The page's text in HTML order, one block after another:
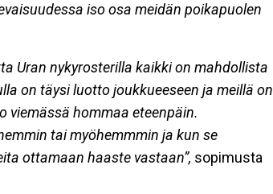
iso osa meidän poikapuolen
Uran nykyrosterilla kaikki on mahdollista
on täysi luotto joukkueeseen ja meillä on
viemässä hommaa eteenpäin.
tai myöhemmmin ja kun se
ottamaan haaste vastaan”, sopimusta